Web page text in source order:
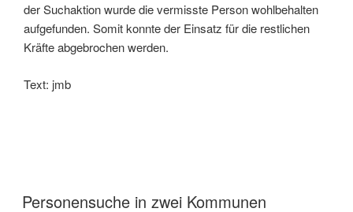
der Suchaktion wurde die vermisste Person wohlbehalten
aufgefunden. Somit konnte der Einsatz für die restlichen
Kräfte abgebrochen werden.
Text: jmb
Personensuche in zwei Kommunen